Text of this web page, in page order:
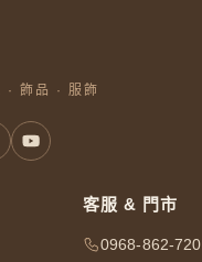
· 飾品 · 服飾
客服 & 門市
0968-862-720